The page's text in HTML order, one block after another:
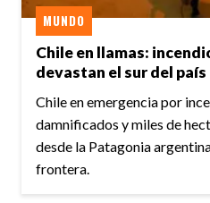
Chile en llamas:
devastan el sur del país
MUNDO
Chile en emergencia por
damnificados y miles de
desde la Patagonia
frontera.